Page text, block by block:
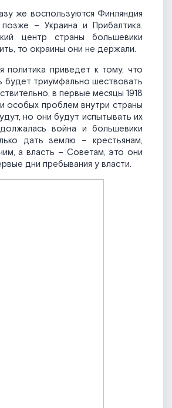
же воспользуются Финляндия
– Украина и Прибалтика.
центр страны большевики
то окраины они не держали.
политика приведет к тому, что
будет триумфально шествовать
в первые месяцы 1918
особых проблем внутри страны
но они будут испытывать их
война и большевики
дать землю – крестьянам,
а власть – Советам, это они
дни пребывания у власти.